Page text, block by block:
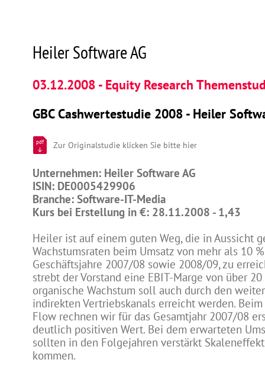
Heiler Software AG
03.12.2008 - Equity Research
GBC Cashwertestudie 2008 - Heiler
pdf Zur Originalstudie klicken Sie bitte hier
Unternehmen: Heiler Software AG
ISIN: DE0005429906
Branche: Software-IT-Media
Kurs bei Erstellung in €: 28.11.2008 - 1,43
Heiler ist auf einem guten Weg, die in Aussicht
Wachstumsraten beim Umsatz von mehr als 10
Geschäftsjahre 2007/08 sowie 2008/09, zu
strebt der Vorstand eine EBIT-Marge von über 20
organische Wachstum soll auch durch den
indirekten Vertriebskanals erreicht werden.
Flow rechnen wir für das Gesamtjahr 2007/08
deutlich positiven Wert. Bei dem erwarteten
sollten in den Folgejahren verstärkt
kommen.